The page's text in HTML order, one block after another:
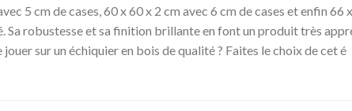
5 cm de cases, 60 x 60 x 2 cm avec 6 cm de cases et enfin
Sa robustesse et sa finition brillante en font un produit très
sur un échiquier en bois de qualité ? Faites le choix de cet é